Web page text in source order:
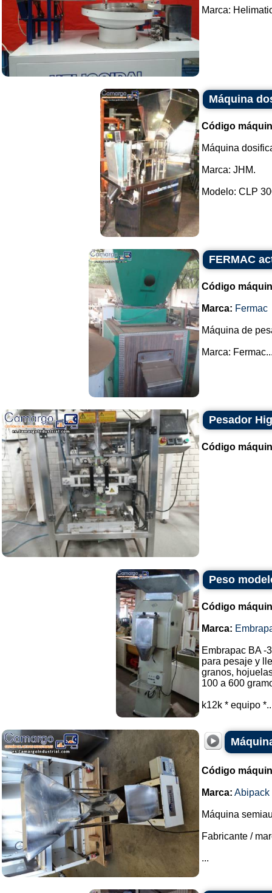
Marca:
Máquina
Código
Máquina
Marca: JHM.
Modelo: CLP
FERMAC
Código
Marca: Fermac
Máquina de
Marca:
Pesador
Código
Peso
Código
Marca:
Embrapac BA -
para pesaje y
granos,
100 a 600
k12k * equipo
Código
Marca: Abipack
Máquina
Fabricante /
...